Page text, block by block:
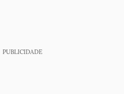
PUBLICIDADE